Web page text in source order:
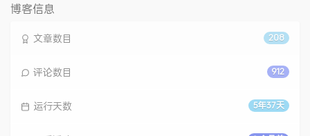
博客信息
208
文章数目
912
评论数目
5年37天
运行天数